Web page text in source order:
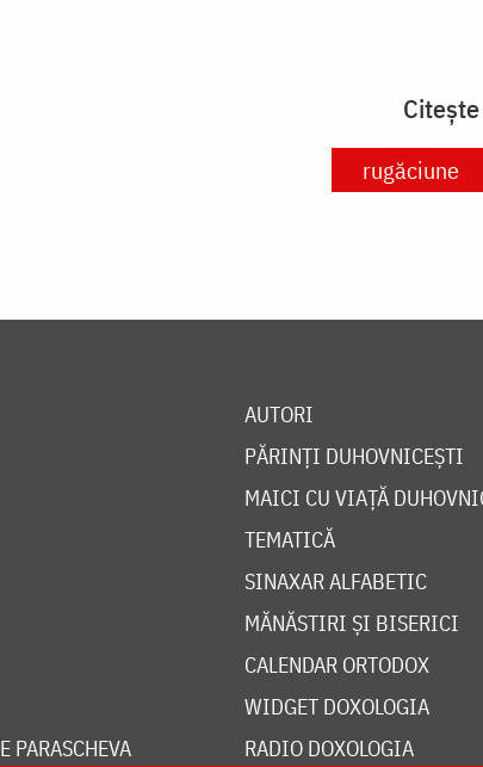
rugăciune
PARASCHEVA
AUTORI
PĂRINȚI DUHOVNICEȘTI
MAICI CU VIAȚĂ
TEMATICĂ
SINAXAR ALFABETIC
MĂNĂSTIRI ȘI BISERICI
CALENDAR ORTODOX
WIDGET DOXOLOGIA
RADIO DOXOLOGIA